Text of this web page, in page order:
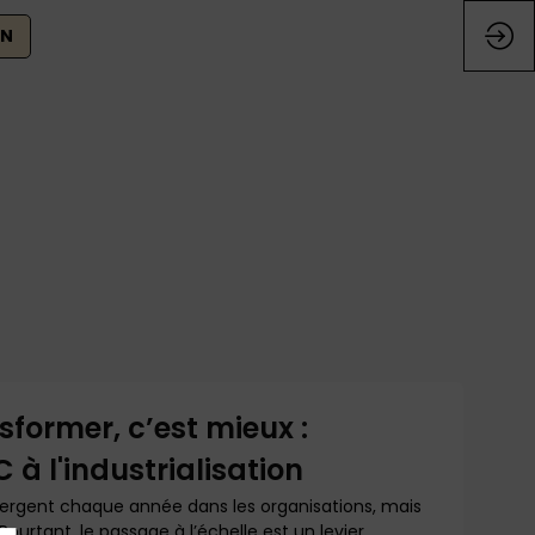
c’est mieux :
à l'industrialisation
chaque année dans les organisations, mais